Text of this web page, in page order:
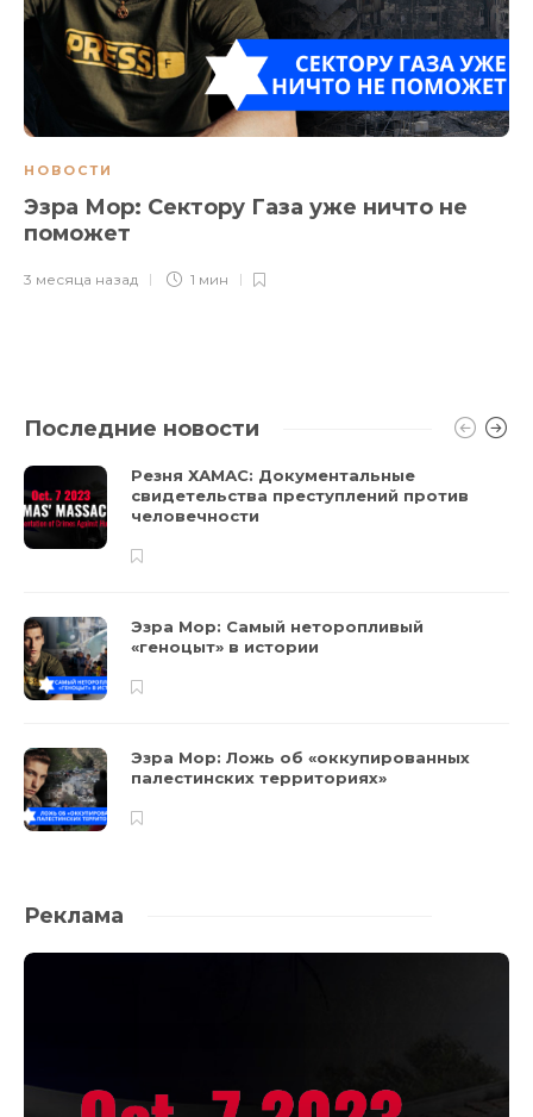
НОВОСТИ
Эзра Мор: Сектору Газа уже ничто не
поможет
3 месяца назад 1 мин
Последние новости
Резня ХАМАС: Документальные
свидетельства преступлений против
человечности
Эзра Мор: Самый неторопливый
«геноцыт» в истории
Эзра Мор: Ложь об «оккупированных
палестинских территориях»
Реклама